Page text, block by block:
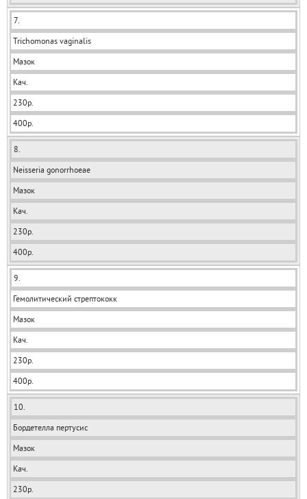
7.
Trichomonas vaginalis
Мазок
Кач.
230р.
400р.
8.
Neisseria gonorrhoeae
Мазок
Кач.
230р.
400р.
9.
Гемолитический стрептококк
Мазок
Кач.
230р.
400р.
10.
Бордетелла пертусис
Мазок
Кач.
230р.